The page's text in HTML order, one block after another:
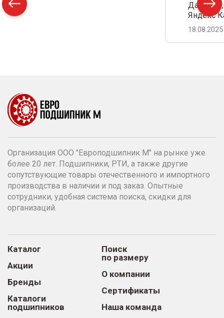
Дамир
Яндекс
18.08.2025
Организация ООО "Европодшипник М" на рынке уже
более 20 лет. Подшипники, РТИ, а также другие
сопутствующие товары отечественного и импортного
производства в наличии и под заказ. Опытные
сотрудники, удобная система поиска, скидки для
организаций.
Каталог
Акции
Бренды
Каталоги
подшипников
Поиск
по размеру
О компании
Сертификаты
Наша команда